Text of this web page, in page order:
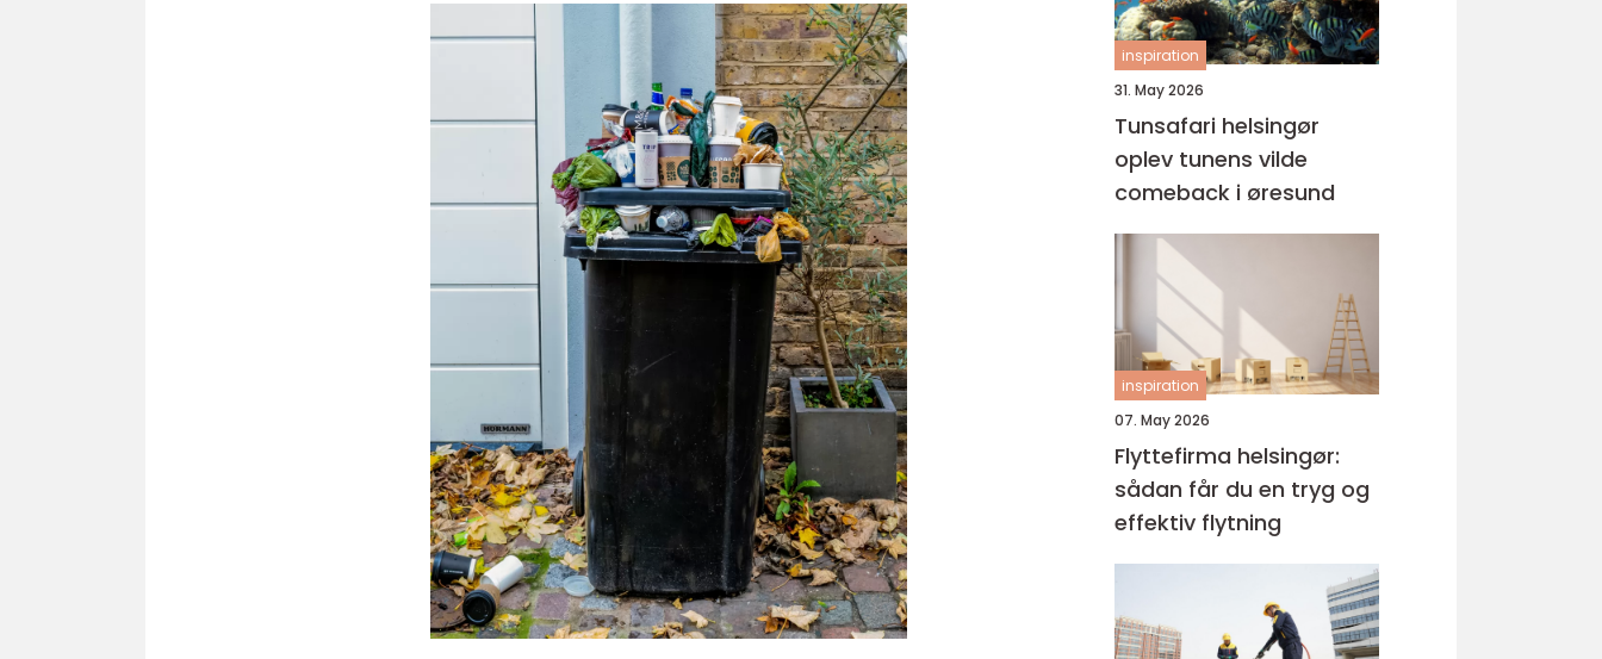
inspiration
31. May 2026
Tunsafari helsingør
oplev tunens vilde
comeback i øresund
inspiration
07. May 2026
Flyttefirma helsingør:
sådan får du en tryg og
effektiv flytning